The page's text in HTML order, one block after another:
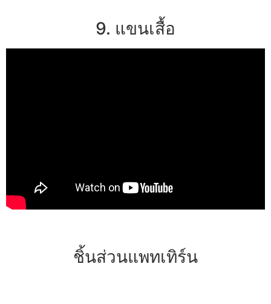
9. แขนเสื้อ
ชิ้นส่วนแพทเทิร์น